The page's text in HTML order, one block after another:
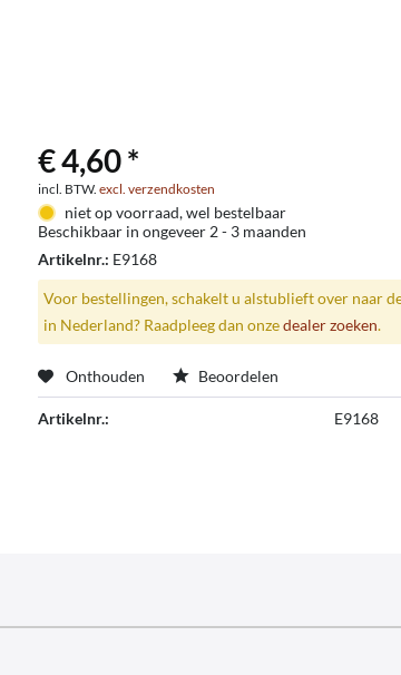
€ 4,60 *
incl. BTW.excl. verzendkosten
niet op voorraad, wel bestelbaar
Beschikbaar in ongeveer 2 - 3 maanden
Artikelnr.: E9168
Voor bestellingen, schakelt u alstublieft over naar
in Nederland? Raadpleeg dan onzedealer zoeken.
Onthouden Beoordelen
Artikelnr.: E9168